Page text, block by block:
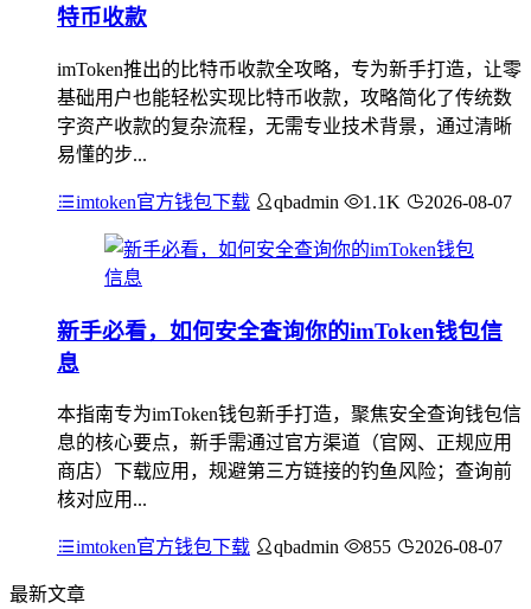
特币收款
imToken推出的比特币收款全攻略，专为新手打造，让零
基础用户也能轻松实现比特币收款，攻略简化了传统数
字资产收款的复杂流程，无需专业技术背景，通过清晰
易懂的步...
imtoken官方钱包下载 qbadmin 1.1K 2026-08-07
新手必看，如何安全查询你的imToken钱包信
息
本指南专为imToken钱包新手打造，聚焦安全查询钱包信
息的核心要点，新手需通过官方渠道（官网、正规应用
商店）下载应用，规避第三方链接的钓鱼风险；查询前
核对应用...
imtoken官方钱包下载 qbadmin 855 2026-08-07
最新文章